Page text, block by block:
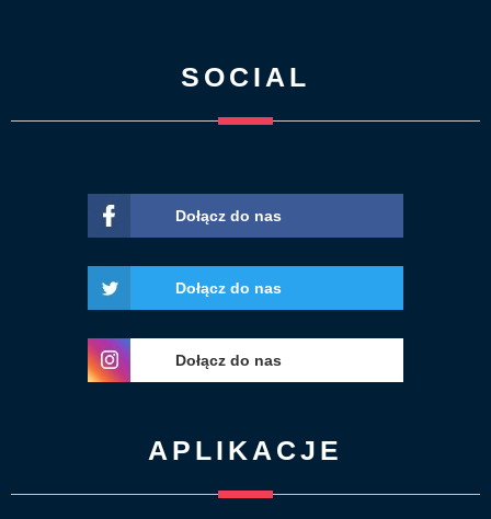
SOCIAL
Dołącz do nas
Dołącz do nas
Dołącz do nas
APLIKACJE